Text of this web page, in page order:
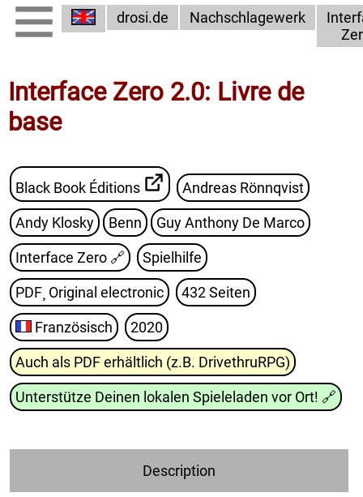
drosi.de Nachschlagewerk
Interface Zero 2.0: Livre de
base
Black Book Éditions Andreas Rönnqvist
Andy Klosky Benn Guy Anthony De Marco
Interface Zero 🔗 Spielhilfe
PDF¸ Original electronic 432 Seiten
Französisch 2020
Auch als PDF erhältlich (z.B. DrivethruRPG)
Unterstütze Deinen lokalen Spieleladen vor Ort! 🔗
Description